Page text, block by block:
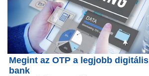
Megint az OTP a legjobb digitális
bank